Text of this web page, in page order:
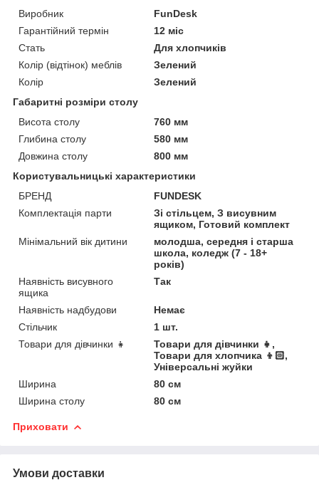
Виробник
FunDesk
Гарантійний термін
12 міс
Стать
Для хлопчиків
Колір (відтінок) меблів
Зелений
Колір
Зелений
Габаритні розміри столу
Висота столу
760 мм
Глибина столу
580 мм
Довжина столу
800 мм
Користувальницькі характеристики
БРЕНД
FUNDESK
Комплектація парти
Зі стільцем, З висувним
ящиком, Готовий комплект
Мінімальний вік дитини
молодша, середня і старша
школа, коледж (7 - 18+
років)
Наявність висувного
ящика
Так
Наявність надбудови
Немає
Стільчик
1 шт.
Товари для дівчинки 👧
Товари для дівчинки 👧,
Товари для хлопчика 👦🏻,
Універсальні жуйки
Ширина
80 см
Ширина столу
80 см
Приховати
Умови доставки